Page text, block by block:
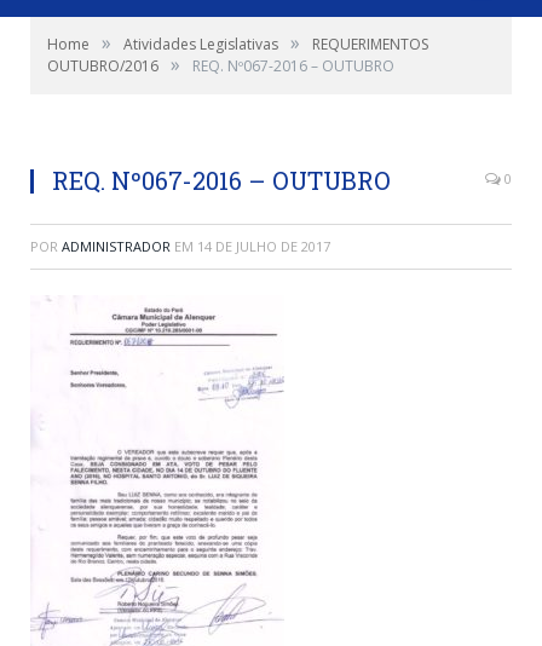
Home » Atividades Legislativas »
REQUERIMENTOS
OUTUBRO/2016 » REQ. Nº067-2016 – OUTUBRO
REQ. Nº067-2016 – OUTUBRO 0
POR ADMINISTRADOR EM 14 DE JULHO DE 2017